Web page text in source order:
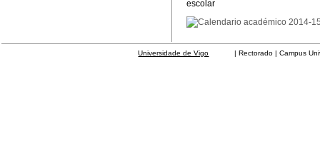
escolar
Universidade de Vigo | Rectorado | Campus